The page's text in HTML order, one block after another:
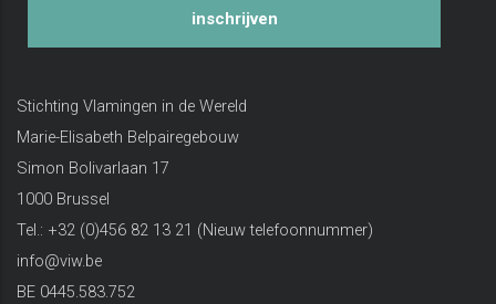
inschrijven
Stichting Vlamingen in de Wereld
Marie-Elisabeth Belpairegebouw
Simon Bolivarlaan 17
1000 Brussel
Tel.: +32 (0)456 82 13 21 (Nieuw telefoonnummer)
info@viw.be
BE 0445.583.752